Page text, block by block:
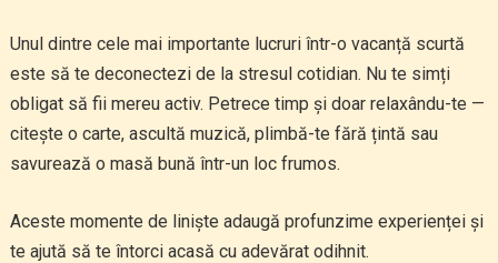
Unul dintre cele mai importante lucruri într-o vacanță scurtă
este să te deconectezi de la stresul cotidian. Nu te simți
obligat să fii mereu activ. Petrece timp și doar relaxându-te —
citește o carte, ascultă muzică, plimbă-te fără țintă sau
savurează o masă bună într-un loc frumos.
Aceste momente de liniște adaugă profunzime experienței și
te ajută să te întorci acasă cu adevărat odihnit.